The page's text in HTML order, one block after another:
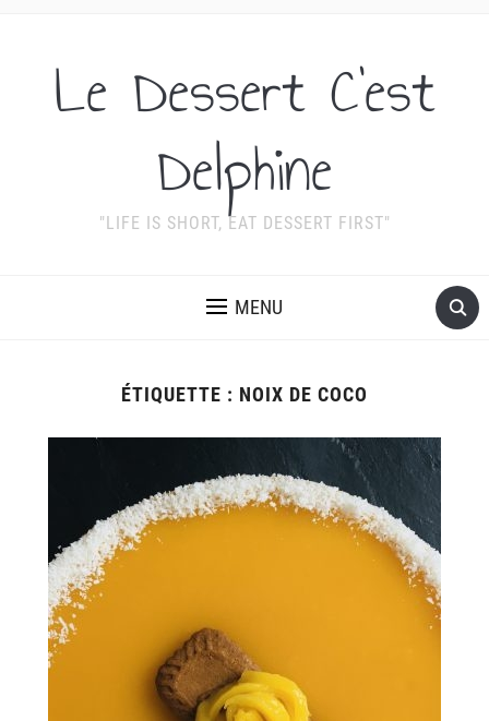
Le Dessert C'est
Delphine
"LIFE IS SHORT, EAT DESSERT FIRST"
MENU
ÉTIQUETTE : NOIX DE COCO